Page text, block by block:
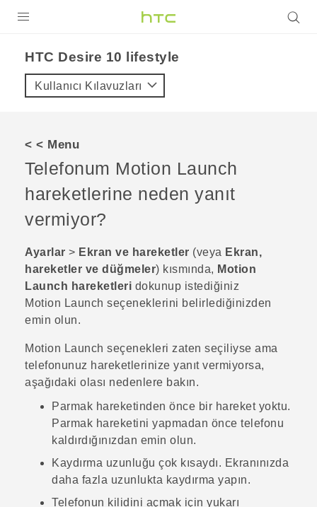
VIVE
VIVERSE
DESTEK
HTC Desire 10 lifestyle‎
Kullanıcı Kılavuzları
< < Menu
Telefonum Motion Launch
hareketlerine neden yanıt
vermiyor?
Ayarlar > Ekran ve hareketler (veya Ekran,
hareketler ve düğmeler) kısmında, Motion
Launch hareketleri dokunup istediğiniz
Motion Launch seçeneklerini belirlediğinizden
emin olun.
Motion Launch seçenekleri zaten seçiliyse ama
telefonunuz hareketlerinize yanıt vermiyorsa,
aşağıdaki olası nedenlere bakın.
Parmak hareketinden önce bir hareket yoktu.
Parmak hareketini yapmadan önce telefonu
kaldırdığınızdan emin olun.
Kaydırma uzunluğu çok kısaydı. Ekranınızda
daha fazla uzunlukta kaydırma yapın.
Telefonun kilidini açmak için yukarı